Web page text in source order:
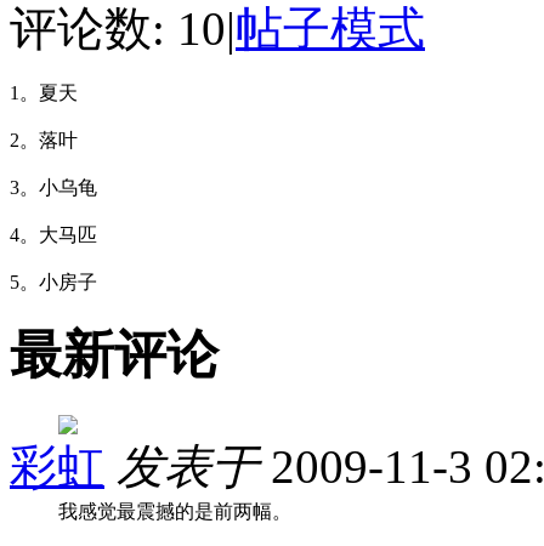
评论数: 10|帖子模式
1。夏天
2。落叶
3。小乌龟
4。大马匹
5。小房子
最新评论
彩虹 发表于 2009-11-3
我感觉最震撼的是前两幅。